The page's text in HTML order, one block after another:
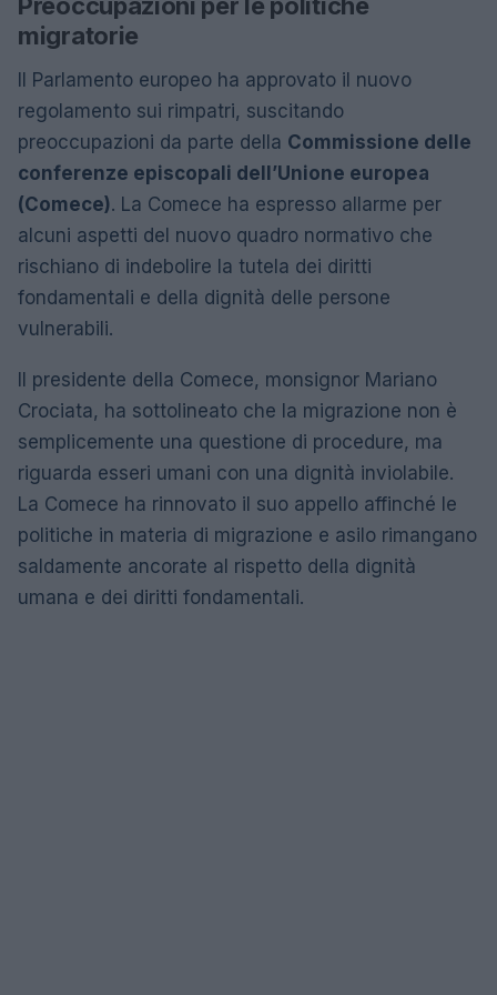
migratorie
Il Parlamento europeo ha approvato il nuovo
regolamento sui rimpatri, suscitando
preoccupazioni da parte della Commissione delle
conferenze episcopali dell’Unione europea
(Comece). La Comece ha espresso allarme per
alcuni aspetti del nuovo quadro normativo che
rischiano di indebolire la tutela dei diritti
fondamentali e della dignità delle persone
vulnerabili.
Il presidente della Comece, monsignor Mariano
Crociata, ha sottolineato che la migrazione non è
semplicemente una questione di procedure, ma
riguarda esseri umani con una dignità inviolabile.
La Comece ha rinnovato il suo appello affinché le
politiche in materia di migrazione e asilo rimangano
saldamente ancorate al rispetto della dignità
umana e dei diritti fondamentali.